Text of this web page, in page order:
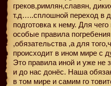
греков,римлян,славян,
т.д…..сплошной переход в
подготовка к нему. Для
особые правила
,обязательства ,а для
происходит в ином мире с
Это правила иной и уже не
и до нас донёс. Наша
в том мире и самим го